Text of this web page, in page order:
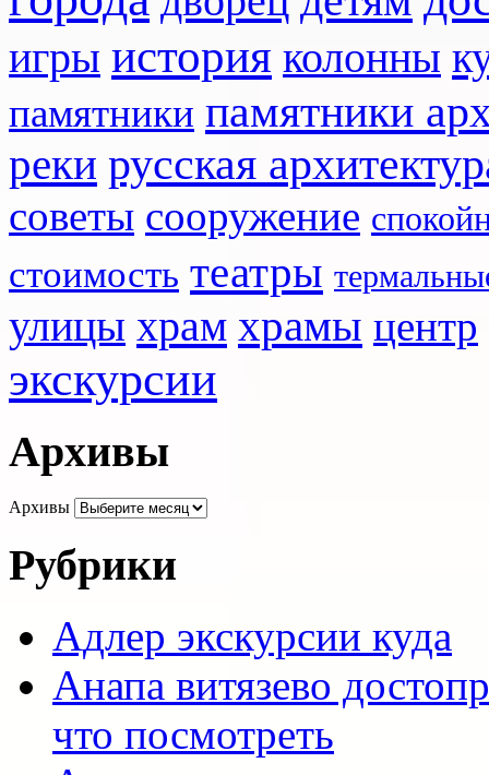
игры история колонны
памятники памятники
реки русская
советы сооружение
стоимость театры
улицы храм храмы центр
экскурсии
Архивы
Архивы
Рубрики
Адлер экскурсии куда
Анапа витязево
что посмотреть